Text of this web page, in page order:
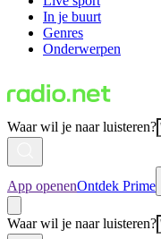
In je buurt
Genres
Onderwerpen
Waar wil je naar luisteren?
App openenOntdek Prime
Waar wil je naar luisteren?